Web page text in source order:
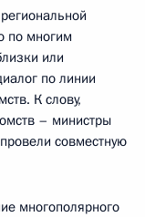
по многим
или
по линии
К слову,
– министры
совместную
многополярного